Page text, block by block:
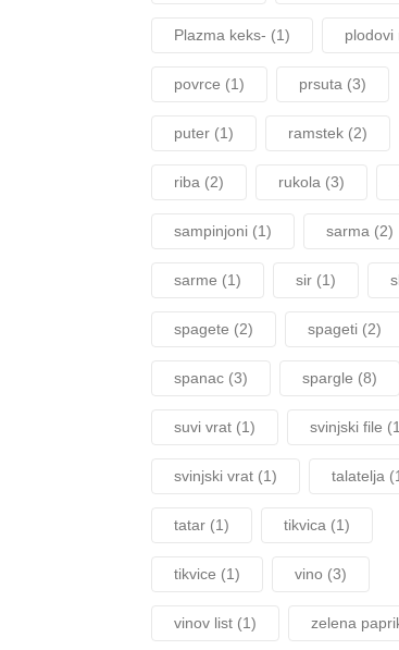
Plazma keks- (1) plodovi
povrce (1) prsuta (3)
puter (1) ramstek (2)
riba (2) rukola (3)
sampinjoni (1) sarma (2)
sarme (1) sir (1)
spagete (2) spageti (2)
spanac (3) spargle (8)
suvi vrat (1) svinjski file
svinjski vrat (1) talatelja
tatar (1) tikvica (1)
tikvice (1) vino (3)
vinov list (1) zelena